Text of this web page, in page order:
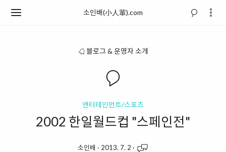
소인배(小人輩).com
블로그 & 운영자 소개
엔터테인먼트/스포츠
2002 한일월드컵 "스페인전"
소인배 · 2013. 7. 2 ·